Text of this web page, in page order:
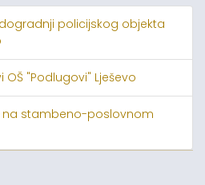
policijskog objekta
"Podlugovi" Lješevo
na stambeno-poslovnom